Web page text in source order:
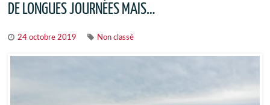
DE LONGUES JOURNÉES MAIS…
24 octobre 2019 Non classé